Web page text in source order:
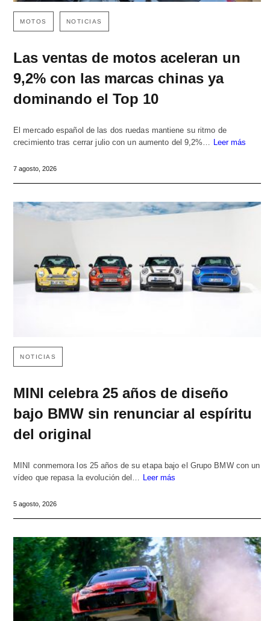
MOTOS NOTICIAS
Las ventas de motos aceleran un
9,2% con las marcas chinas ya
dominando el Top 10
El mercado español de las dos ruedas mantiene su ritmo de
crecimiento tras cerrar julio con un aumento del 9,2%… Leer más
7 agosto, 2026
NOTICIAS
MINI celebra 25 años de diseño
bajo BMW sin renunciar al espíritu
del original
MINI conmemora los 25 años de su etapa bajo el Grupo BMW con un
vídeo que repasa la evolución del… Leer más
5 agosto, 2026